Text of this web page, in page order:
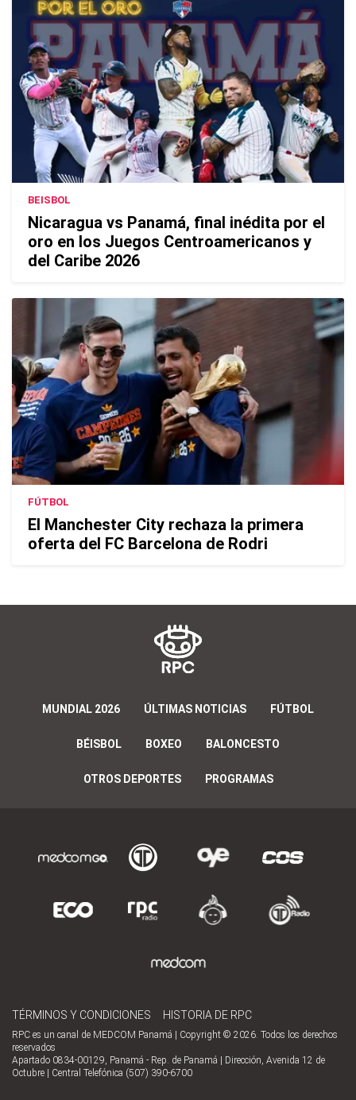
BEISBOL
Nicaragua vs Panamá, final inédita por el
oro en los Juegos Centroamericanos y
del Caribe 2026
FÚTBOL
El Manchester City rechaza la primera
oferta del FC Barcelona de Rodri
MUNDIAL 2026 ÚLTIMAS NOTICIAS FÚTBOL
BÉISBOL BOXEO BALONCESTO
OTROS DEPORTES PROGRAMAS
TÉRMINOS Y CONDICIONES HISTORIA DE RPC
RPC es un canal de MEDCOM Panamá | Copyright © 2026. Todos los derechos
reservados
Apartado 0834-00129, Panamá - Rep. de Panamá | Dirección, Avenida 12 de
Octubre | Central Telefónica (507) 390-6700